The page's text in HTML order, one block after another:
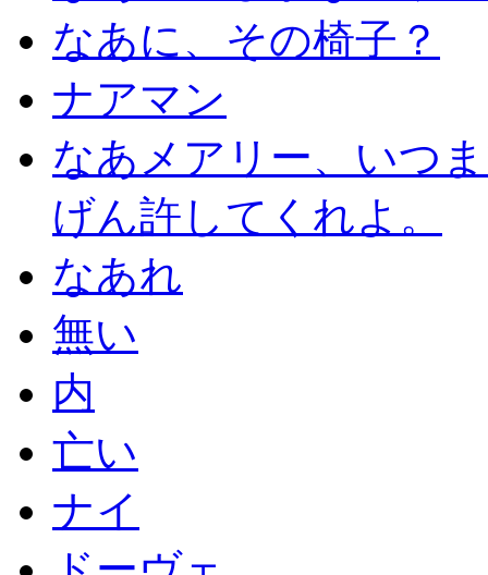
なあに、その椅子？
ナアマン
なあメアリー、いつ
げん許してくれよ。
なあれ
無い
内
亡い
ナイ